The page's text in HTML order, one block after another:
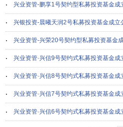
兴业资管-鹏享1号契约型私募投资基金成
兴银投资-晨曦天润2号私募投资基金成立
兴业资管-兴荣20号契约型私募投资基金
兴业资管·兴信9号契约式私募投资基金成
兴业资管·兴信8号契约式私募投资基金成
兴业资管·兴信7号契约式私募投资基金成
兴业资管·兴信6号契约式私募投资基金成